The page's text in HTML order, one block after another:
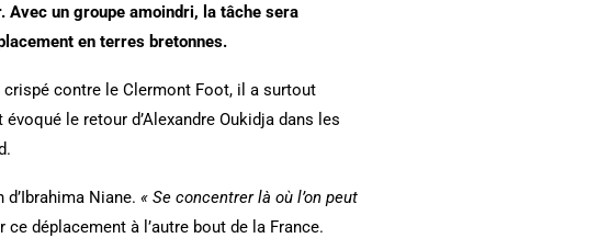
Avec un groupe amoindri, la tâche sera
en terres bretonnes.
crispé contre le Clermont Foot, il a surtout
le retour d’Alexandre Oukidja dans les
Niane. « Se concentrer là où l’on peut
déplacement à l’autre bout de la France.